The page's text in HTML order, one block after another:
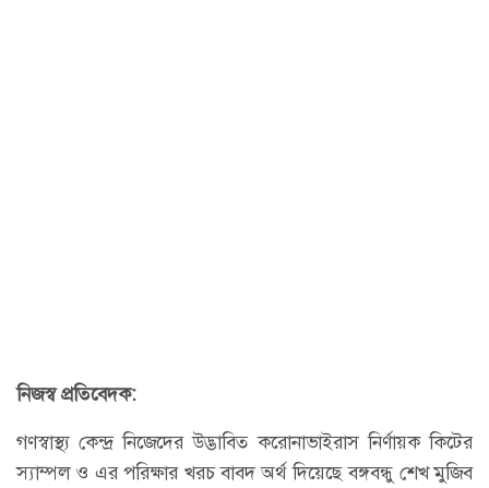
নিজস্ব প্রতিবেদক:
গণস্বাস্থ্য কেন্দ্র নিজেদের উদ্ভাবিত করোনাভাইরাস নির্ণায়ক কিটের
স্যাম্পল ও এর পরিক্ষার খরচ বাবদ অর্থ দিয়েছে বঙ্গবন্ধু শেখ মুজিব